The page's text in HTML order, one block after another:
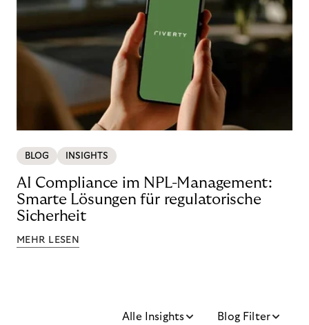
BLOG INSIGHTS
AI Compliance im NPL-Management:
Smarte Lösungen für regulatorische
Sicherheit
MEHR LESEN
Alle Insights Blog Filter